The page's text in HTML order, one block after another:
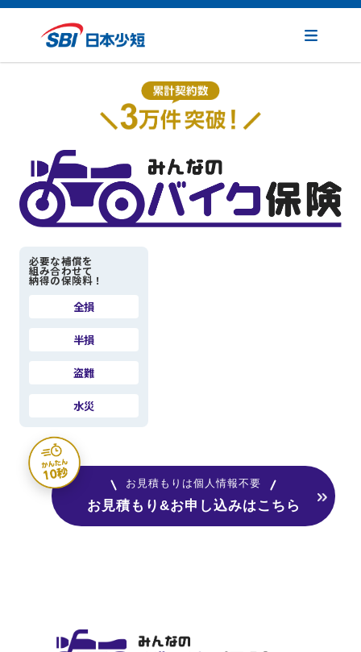
必要な補償を
組み合わせて
納得の保険料！
全損
半損
盗難
水災
お見積もりは個人情報不要
お見積もり&お申し込みはこちら